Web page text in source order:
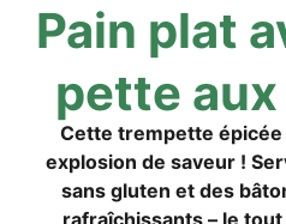
Pain plat
pet­te
Cet­te trem­pet­te
explo­si­on de saveur !
sans glu­ten et des
rafraîchis­sants – le